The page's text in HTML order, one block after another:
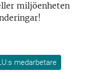
miljöenheten
medarbetare